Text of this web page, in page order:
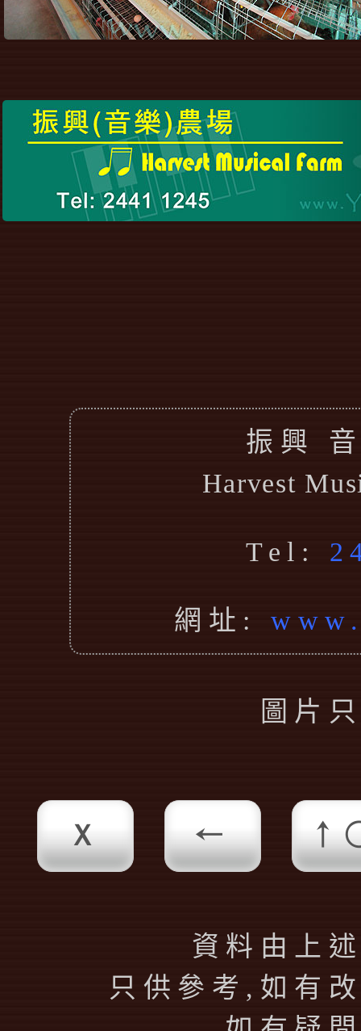
振興
Harvest
Tel:
網址:
圖片
X ←
資料由上
只供參考,如有